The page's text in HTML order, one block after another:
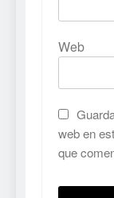
Web
web en
que